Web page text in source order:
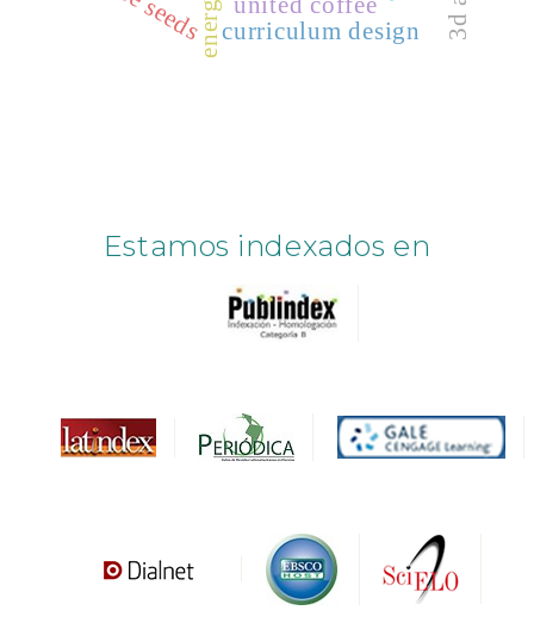
curriculum design
Estamos indexados en